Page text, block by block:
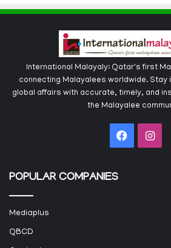
International Malayaly: Qatar's first
connecting Malayalees worldwide. Stay
global affairs with accurate, timely, and
the Malayalee
Facebook
POPULAR COMPANIES
Mediaplus
QBCD